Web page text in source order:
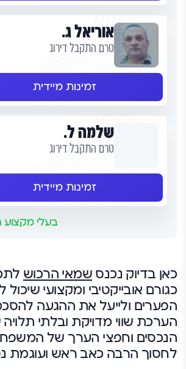
אוריאל ג.
טרם התקבל דירוג
זמינות מיידית
שלמה ל.
טרם התקבל דירוג
זמינות מיידית
בעלי מקצוע
כאן בדיוק נכנסשמאי הרכוש
כגורם אובייקטיבי ומקצועי
הפערים ולייעל את ההגעה
הערכת שווי מדויקת ובלתי
הנכסים וחפצי הערך של
לחסוך הרבה כאב ראש ועוגמת